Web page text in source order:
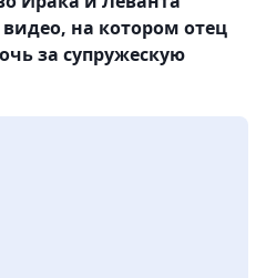
на котором отец
за супружескую